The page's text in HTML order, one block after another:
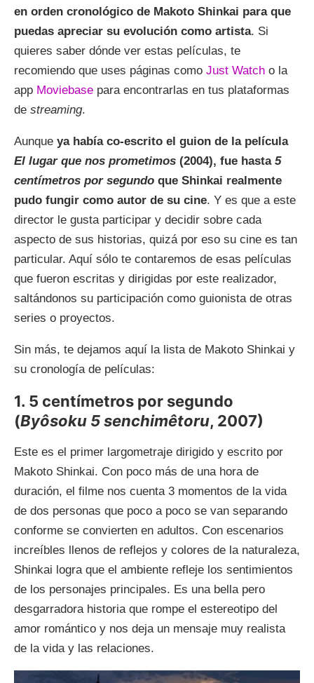
en orden cronológico de Makoto Shinkai para que
puedas apreciar su evolución como artista. Si
quieres saber dónde ver estas películas, te
recomiendo que uses páginas como Just Watch o la
app Moviebase para encontrarlas en tus plataformas
de streaming.
Aunque ya había co-escrito el guion de la película
El lugar que nos prometimos (2004), fue hasta 5
centímetros por segundo que Shinkai realmente
pudo fungir como autor de su cine. Y es que a este
director le gusta participar y decidir sobre cada
aspecto de sus historias, quizá por eso su cine es tan
particular. Aquí sólo te contaremos de esas películas
que fueron escritas y dirigidas por este realizador,
saltándonos su participación como guionista de otras
series o proyectos.
Sin más, te dejamos aquí la lista de Makoto Shinkai y
su cronología de películas:
1. 5 centímetros por segundo
(Byôsoku 5 senchimêtoru, 2007)
Este es el primer largometraje dirigido y escrito por
Makoto Shinkai. Con poco más de una hora de
duración, el filme nos cuenta 3 momentos de la vida
de dos personas que poco a poco se van separando
conforme se convierten en adultos. Con escenarios
increíbles llenos de reflejos y colores de la naturaleza,
Shinkai logra que el ambiente refleje los sentimientos
de los personajes principales. Es una bella pero
desgarradora historia que rompe el estereotipo del
amor romántico y nos deja un mensaje muy realista
de la vida y las relaciones.